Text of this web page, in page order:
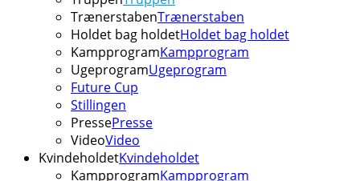
TrænerstabenTrænerstaben
Holdet bag holdetHoldet bag holdet
KampprogramKampprogram
UgeprogramUgeprogram
Future Cup
Stillingen
PressePresse
VideoVideo
KvindeholdetKvindeholdet
KampprogramKampprogram